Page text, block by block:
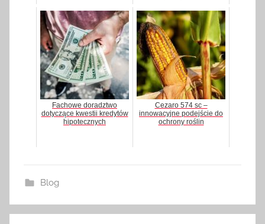
Fachowe doradztwo
dotyczące kwestii kredytów
hipotecznych
Cezaro 574 sc –
innowacyjne podejście do
ochrony roślin
Blog